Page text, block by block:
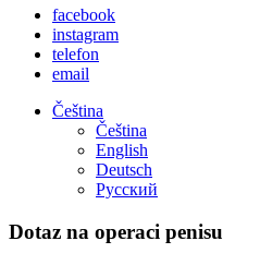
facebook
instagram
telefon
email
Čeština
Čeština
English
Deutsch
Русский
Dotaz na operaci penisu